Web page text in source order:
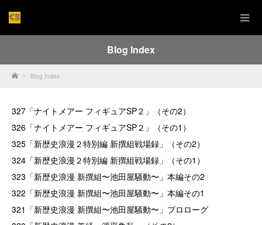
Blog Index
Home Blog Index
327「ナイトメアー フィギュアSP２」（その2）
326「ナイトメアー フィギュアSP２」（その1）
325「新歴史浪漫２特別編 新撰組戦場録」（その2）
324「新歴史浪漫２特別編 新撰組戦場録」（その1）
323「新歴史浪漫 新撰組〜池田屋騒動〜」本編その2
322「新歴史浪漫 新撰組〜池田屋騒動〜」本編その1
321「新歴史浪漫 新撰組〜池田屋騒動〜」プロローグ